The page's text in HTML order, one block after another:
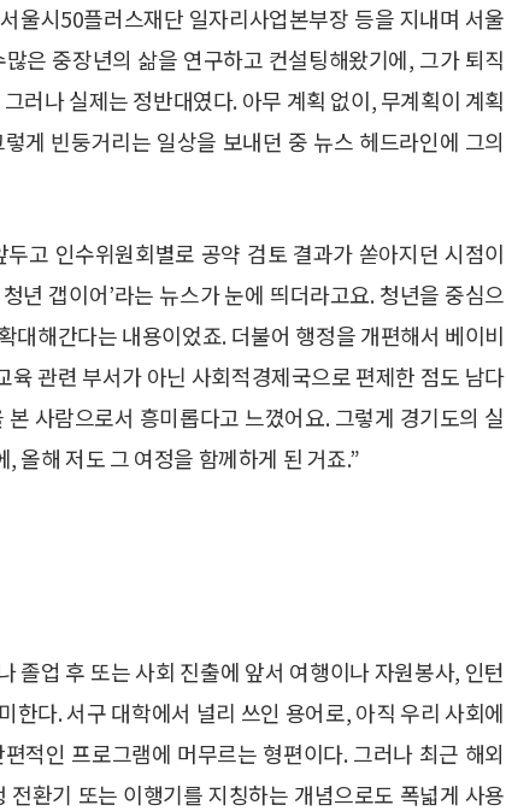
울시50플러스재단 일자리사업본부장 등을 지내며 서울
은 중장년의 삶을 연구하고 컨설팅해왔기에, 그가 퇴직
러나 실제는 정반대였다. 아무 계획 없이, 무계획이 계획
게 빈둥거리는 일상을 보내던 중 뉴스 헤드라인에 그의
고 인수위원회별로 공약 검토 결과가 쏟아지던 시점이
년 갭이어’라는 뉴스가 눈에 띄더라고요. 청년을 중심으
대해간다는 내용이었죠. 더불어 행정을 개편해서 베이비
관련 부서가 아닌 사회적경제국으로 편제한 점도 남다
사람으로서 흥미롭다고 느꼈어요. 그렇게 경기도의 실
올해 저도 그 여정을 함께하게 된 거죠.”
졸업 후 또는 사회 진출에 앞서 여행이나 자원봉사, 인턴
한다. 서구 대학에서 널리 쓰인 용어로, 아직 우리 사회에
적인 프로그램에 머무르는 형편이다. 그러나 최근 해외
전환기 또는 이행기를 지칭하는 개념으로도 폭넓게 사용